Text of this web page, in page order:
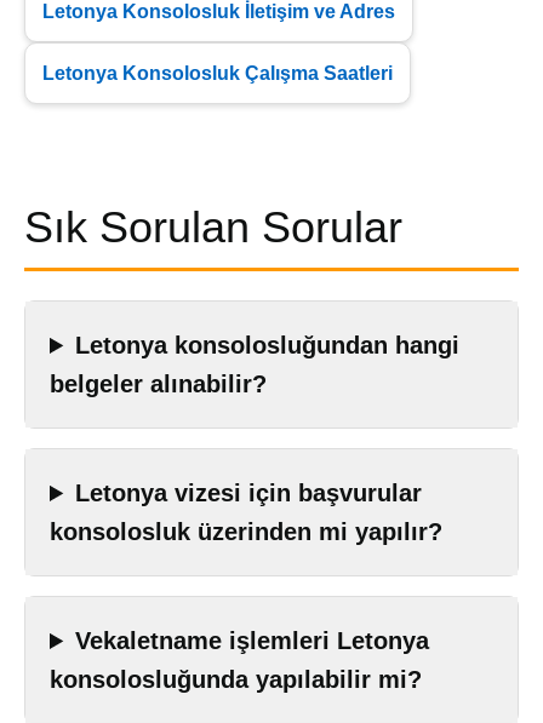
Letonya Konsolosluk İletişim ve Adres
Letonya Konsolosluk Çalışma Saatleri
Sık Sorulan Sorular
Letonya konsolosluğundan hangi
belgeler alınabilir?
Letonya vizesi için başvurular
konsolosluk üzerinden mi yapılır?
Vekaletname işlemleri Letonya
konsolosluğunda yapılabilir mi?